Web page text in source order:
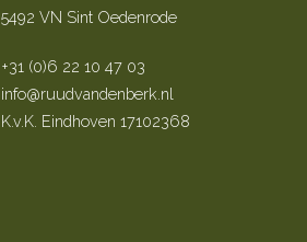
5492 VN Sint Oedenrode
+31 (0)6 22 10 47 03
info@ruudvandenberk.nl
K.v.K. Eindhoven 17102368